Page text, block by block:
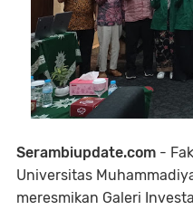
Serambiupdate.com -
Universitas
meresmikan Galeri